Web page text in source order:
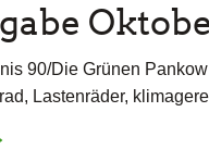
90/Die Grünen
Lastenräder,